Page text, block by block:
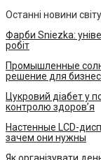
Останні новини світу
Фарби Sniezka:
робіт
Промышленные
решение для
Цукровий діабет у
контролю здоров’я
Настенные LCD-
зачем они нужны